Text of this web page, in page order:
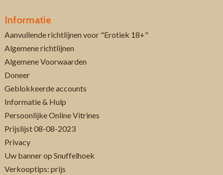
Informatie
Aanvullende richtlijnen voor "Erotiek 18+"
Algemene richtlijnen
Algemene Voorwaarden
Doneer
Geblokkeerde accounts
Informatie & Hulp
Persoonlijke Online Vitrines
Prijslijst 08-08-2023
Privacy
Uw banner op Snuffelhoek
Verkooptips: prijs